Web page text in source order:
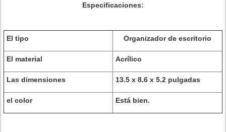
Especificaciones:
El tipo Organizador de escritorio
El material Acrílico
Las dimensiones 13.5 x 8.6 x 5.2 pulgadas
el color Está bien.